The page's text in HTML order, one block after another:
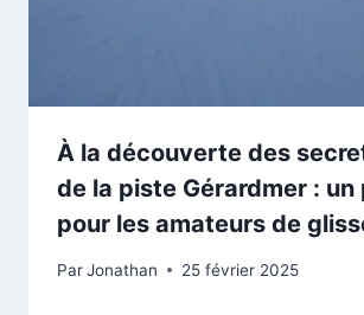
À la découverte des
de la piste Gérardmer : un
pour les amateurs de
ParJonathan 25 février 2025